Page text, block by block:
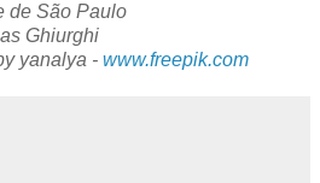
de São Paulo
Ghiurghi
yanalya - www.freepik.com